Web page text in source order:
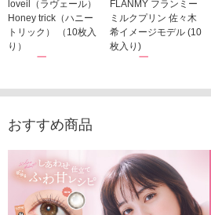
loveil（ラヴェール）
Honey trick（ハニー
トリック） （10枚入
り）
1,760円
FLANMY フランミー
ミルクプリン 佐々木
希イメージモデル (10
枚入り)
1,815円
おすすめ商品